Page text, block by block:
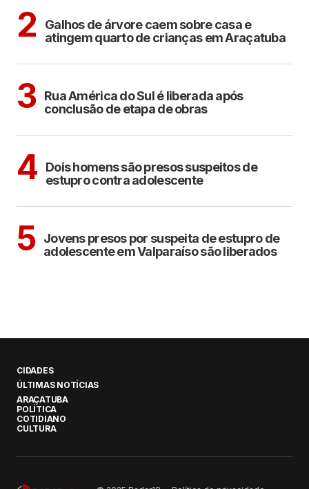
2
Galhos de árvore caem sobre casa e
atingem quarto de crianças em Araçatuba
3 Rua América do Sul é liberada após
conclusão de etapa de obras
4
Dois homens são presos suspeitos de
estupro contra adolescente
5 Jovens presos por suspeita de estupro de
adolescente em Valparaíso são liberados
CIDADES
ÚLTIMAS NOTÍCIAS
ARAÇATUBA
POLÍTICA
COTIDIANO
CULTURA